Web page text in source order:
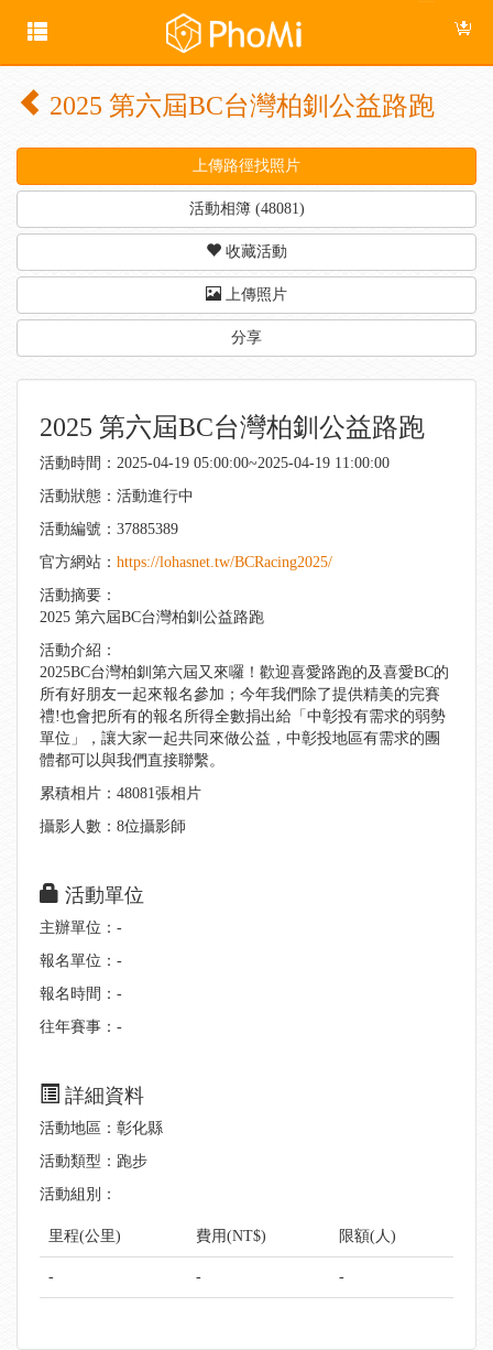
2025 第六屆BC台灣柏釧公益路跑
上傳路徑找照片
活動相簿 (48081)
收藏活動
上傳照片
分享
2025 第六屆BC台灣柏釧公益路跑
活動時間：2025-04-19 05:00:00~2025-04-19 11:00:00
活動狀態：活動進行中
活動編號：37885389
官方網站： https://lohasnet.tw/BCRacing2025/
活動摘要：
2025 第六屆BC台灣柏釧公益路跑
活動介紹：
2025BC台灣柏釧第六屆又來囉！歡迎喜愛路跑的及喜愛BC的
所有好朋友一起來報名參加；今年我們除了提供精美的完賽
禮!也會把所有的報名所得全數捐出給「中彰投有需求的弱勢
單位」，讓大家一起共同來做公益，中彰投地區有需求的團
體都可以與我們直接聯繫。
累積相片：48081張相片
攝影人數：8位攝影師
活動單位
主辦單位：-
報名單位：-
報名時間：-
往年賽事：-
詳細資料
活動地區：彰化縣
活動類型：跑步
活動組別：
里程(公里) 費用(NT$) 限額(人)
- - -